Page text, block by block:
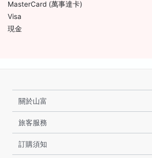
MasterCard (萬事達卡)
Visa
現金
關於山富
旅客服務
訂購須知